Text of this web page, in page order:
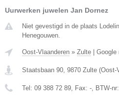
Uurwerken juwelen Jan Dornez
Niet gevestigd in de plaats
Henegouwen.
Oost-Vlaanderen » Zulte Google
Staatsbaan 90, 9870 Zulte (Oost-
Tel: 09 388 72 89, Fax: -, BTW-nr: